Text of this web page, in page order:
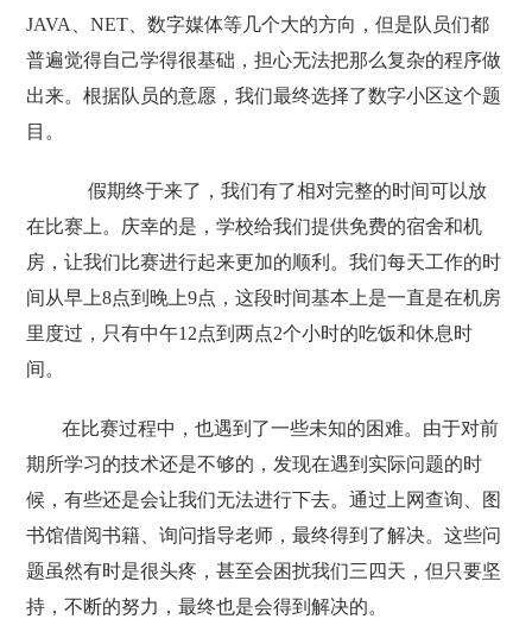
JAVA、NET、数字媒体等几个大的方向，但是队员们都
普遍觉得自己学得很基础，担心无法把那么复杂的程序做
出来。根据队员的意愿，我们最终选择了数字小区这个题
目。
假期终于来了，我们有了相对完整的时间可以放
在比赛上。庆幸的是，学校给我们提供免费的宿舍和机
房，让我们比赛进行起来更加的顺利。我们每天工作的时
间从早上8点到晚上9点，这段时间基本上是一直是在机房
里度过，只有中午12点到两点2个小时的吃饭和休息时
间。
在比赛过程中，也遇到了一些未知的困难。由于对前
期所学习的技术还是不够的，发现在遇到实际问题的时
候，有些还是会让我们无法进行下去。通过上网查询、图
书馆借阅书籍、询问指导老师，最终得到了解决。这些问
题虽然有时是很头疼，甚至会困扰我们三四天，但只要坚
持，不断的努力，最终也是会得到解决的。